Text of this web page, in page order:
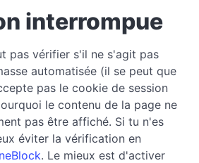
interrompue
pas vérifier s'il ne s'agit pas
automatisée (il se peut que
pas le cookie de session
le contenu de la page ne
pas être affiché. Si tu n'es
éviter la vérification en
. Le mieux est d'activer